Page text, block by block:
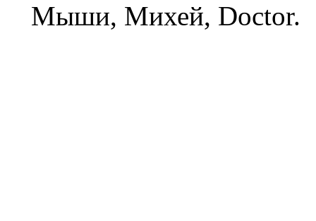
Мыши, Михей, Doctor.